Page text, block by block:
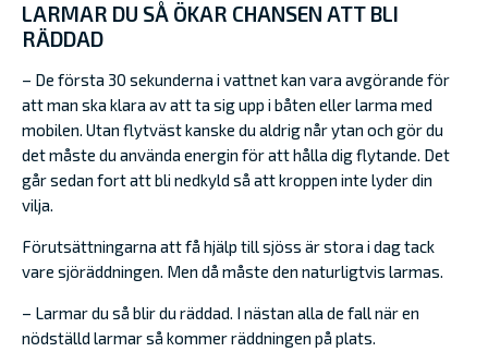
LARMAR DU SÅ ÖKAR CHANSEN ATT BLI
RÄDDAD
– De första 30 sekunderna i vattnet kan vara avgörande för
att man ska klara av att ta sig upp i båten eller larma med
mobilen. Utan flytväst kanske du aldrig når ytan och gör du
det måste du använda energin för att hålla dig flytande. Det
går sedan fort att bli nedkyld så att kroppen inte lyder din
vilja.
Förutsättningarna att få hjälp till sjöss är stora i dag tack
vare sjöräddningen. Men då måste den naturligtvis larmas.
– Larmar du så blir du räddad. I nästan alla de fall när en
nödställd larmar så kommer räddningen på plats.